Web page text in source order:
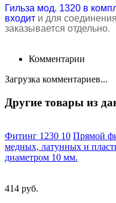
Гильза мод. 1320 в
входит и для
заказывается отдельно.
Комментарии
Загрузка комментариев...
Другие товары из
Фитинг 1230 10 Прямой
медных, латунных и
диаметром 10 мм.
414 руб.